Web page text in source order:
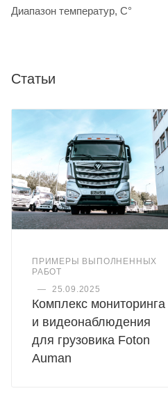
Диапазон температур, С°
Статьи
ПРИМЕРЫ ВЫПОЛНЕННЫХ
РАБОТ
—
25.09.2025
Комплекс мониторинга
и видеонаблюдения
для грузовика Foton
Auman